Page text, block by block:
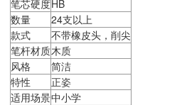
笔芯硬度HB
数量
24支以上
款式
不带橡皮头，削尖
笔杆材质木质
风格
简洁
特性
正姿
适用场景中小学